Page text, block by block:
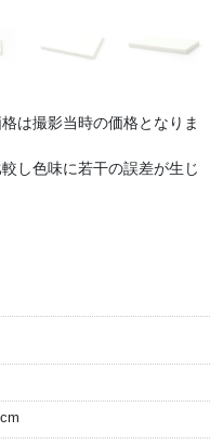
は撮影当時の価格となりま
し色味に若干の誤差が生じ